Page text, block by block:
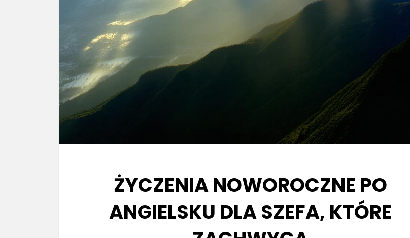
ŻYCZENIA NOWOROCZNE PO
ANGIELSKU DLA SZEFA, KTÓRE